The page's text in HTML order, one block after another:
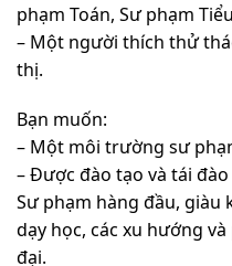
phạm Toán, Sư phạm
– Một người thích thử
thị.
Bạn muốn:
– Một môi trường sư
– Được đào tạo và tái
Sư phạm hàng đầu, giàu
dạy học, các xu hướng
đại.